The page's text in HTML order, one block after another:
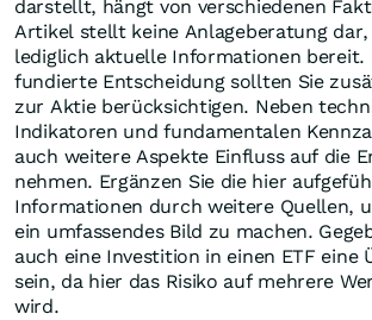
darstellt, hängt von verschiedenen
Artikel stellt keine Anlageberatung
lediglich aktuelle Informationen bereit.
fundierte Entscheidung sollten Sie
zur Aktie berücksichtigen. Neben
Indikatoren und fundamentalen
auch weitere Aspekte Einfluss auf die
nehmen. Ergänzen Sie die hier
Informationen durch weitere Quellen,
ein umfassendes Bild zu machen.
auch eine Investition in einen ETF eine
sein, da hier das Risiko auf mehrere
wird.